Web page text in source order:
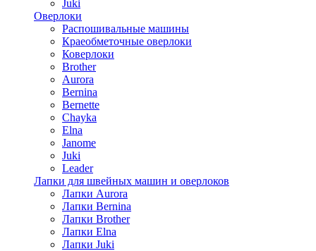
Juki
Оверлоки
Распошивальные машины
Краеобметочные оверлоки
Коверлоки
Brother
Aurora
Bernina
Bernette
Chayka
Elna
Janome
Juki
Leader
Лапки для швейных машин и оверлоков
Лапки Aurora
Лапки Bernina
Лапки Brother
Лапки Elna
Лапки Juki